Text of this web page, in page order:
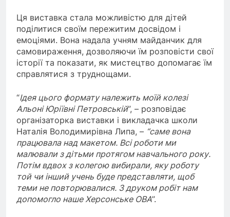
Ця виставка стала можливістю для дітей
поділитися своїм пережитим досвідом і
емоціями. Вона надала учням майданчик для
самовираження, дозволяючи їм розповісти свої
історії та показати, як мистецтво допомагає їм
справлятися з труднощами.
“Ідея цього формату належить моїй колезі
Альоні Юріївні Петровській”, – розповідає
організаторка виставки і викладачка школи
Наталія Володимирівна Липа, – “саме вона
працювала над макетом. Всі роботи ми
малювали з дітьми протягом навчального року.
Потім вдвох з колегою вибирали, яку роботу
той чи інший учень буде представляти, щоб
теми не повторювалися. З друком робіт нам
допомогло наше Херсонське ОВА”.